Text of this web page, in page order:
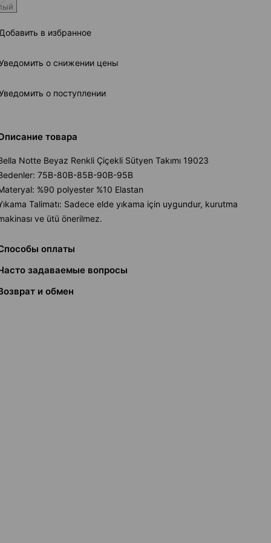
в избранное
о снижении цены
о поступлении
товара
Notte Beyaz Renkli Çiçekli Sütyen Takımı 19023
75B-80B-85B-90B-95B
%90 polyester %10 Elastan
Talimatı: Sadece elde yıkama için uygundur, kurutma
ve ütü önerilmez.
оплаты
задаваемые вопросы
и обмен